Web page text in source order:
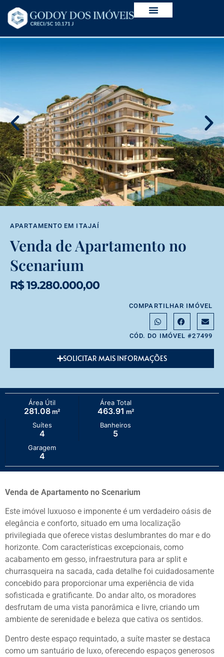
APARTAMENTO EM ITAJAÍ
Venda de Apartamento no
Scenarium
R$ 19.280.000,00
COMPARTILHAR IMÓVEL
CÓD. DO IMÓVEL #27499
SOLICITAR MAIS INFORMAÇÕES
Área Útil
281.08m²
Área Total
463.91 m²
Suítes
4
Banheiros
5
Garagem
4
Venda de Apartamento no Scenarium
Este imóvel luxuoso e imponente é um verdadeiro oásis de
elegância e conforto, situado em uma localização
privilegiada que oferece vistas deslumbrantes do mar e do
horizonte. Com características excepcionais, como
acabamento em gesso, infraestrutura para ar split e
churrasqueira na sacada, cada detalhe foi cuidadosamente
concebido para proporcionar uma experiência de vida
sofisticada e gratificante. Do andar alto, os moradores
desfrutam de uma vista panorâmica e livre, criando um
ambiente de serenidade e beleza que cativa os sentidos.
Dentro deste espaço requintado, a suíte master se destaca
como um santuário de luxo, oferecendo espaços generosos